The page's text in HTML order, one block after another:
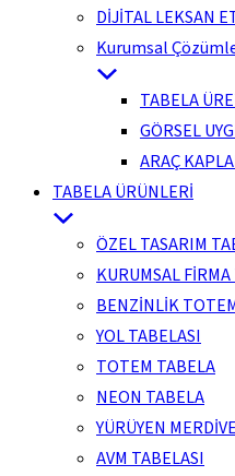
DİJİTAL LEKSAN
Kurumsal
TABELA
GÖRSEL
ARAÇ
TABELA ÜRÜNLERİ
ÖZEL TASARIM
KURUMSAL
BENZİNLİK
YOL TABELASI
TOTEM TABELA
NEON TABELA
YÜRÜYEN
AVM TABELASI